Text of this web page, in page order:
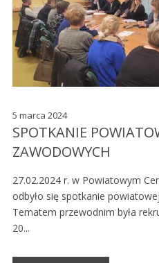
5 marca 2024
SPOTKANIE
ZAWODOWYCH
27.02.2024 r. w Powiatowym
odbyło się spotkanie
Tematem przewodnim była
20...